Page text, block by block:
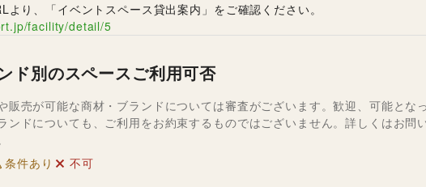
より、「イベントスペース貸出案内」をご確認ください。
facility/detail/5
ド別のスペースご利用可否
販売が可能な商材・ブランドについては審査がございます。歓迎、可能となっ
ンドについても、ご利用をお約束するものではございません。詳しくはお問
条件あり 不可